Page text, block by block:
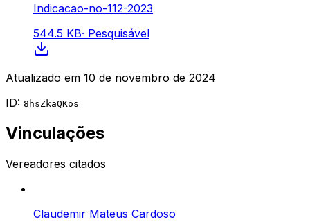
Indicacao-no-112-2023
544.5 KB· Pesquisável
Atualizado em 10 de novembro de 2024
ID: 8hsZkaQKos
Vinculações
Vereadores citados
Claudemir Mateus Cardoso